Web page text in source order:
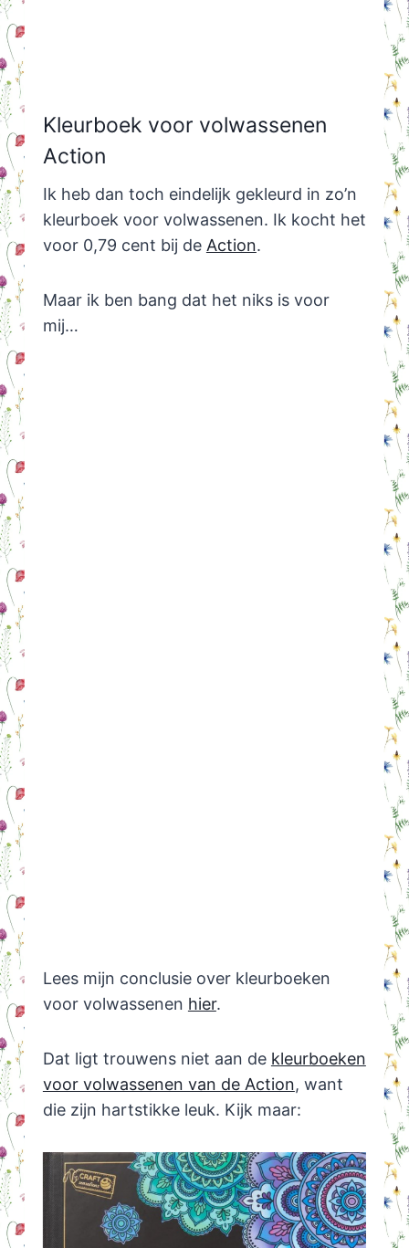
Kleurboek voor volwassenen
Action
Ik heb dan toch eindelijk gekleurd in zo’n
kleurboek voor volwassenen. Ik kocht het
voor 0,79 cent bij de Action.
Maar ik ben bang dat het niks is voor
mij…
Lees mijn conclusie over kleurboeken
voor volwassenen hier.
Dat ligt trouwens niet aan de kleurboeken
voor volwassenen van de Action, want
die zijn hartstikke leuk. Kijk maar: